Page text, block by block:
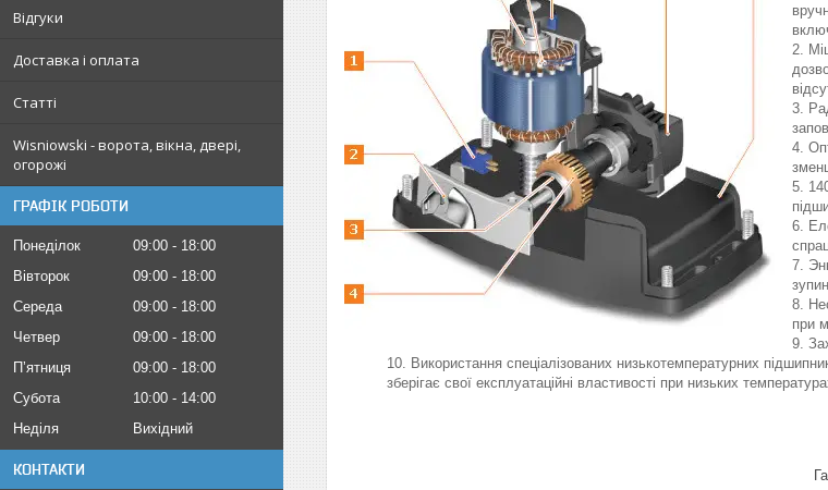
Відгуки
Доставка і оплата
Статті
Wisniowski - ворота, вікна, двері,
огорожі
ГРАФІК РОБОТИ
Понеділок 09:00
18:00
Вівторок
09:00
18:00
Середа
09:00
18:00
Четвер
09:00
18:00
Пʼятниця
09:00
18:00
Субота
10:00
14:00
Неділя
Вихідний
КОНТАКТИ
при
Використання спеціалізованих низькотемпературних
зберігає свої експлуатаційні властивості при низьких